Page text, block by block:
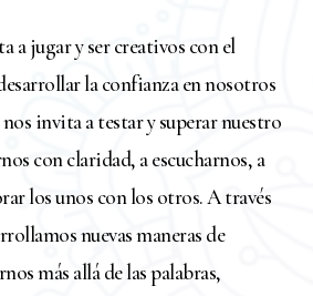
a jugar y ser creativos con el
la confianza en nosotros
invita a testar y superar nuestro
con claridad, a escucharnos, a
los unos con los otros. A través
nuevas maneras de
más allá de las palabras,